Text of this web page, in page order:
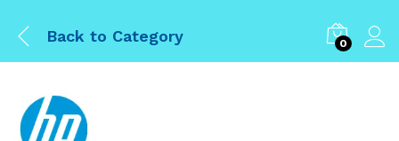
Back to Category 0